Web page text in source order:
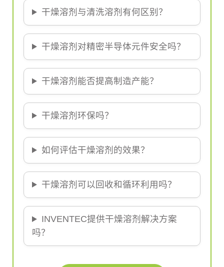
干燥溶剂与清洗溶剂有何区别？
干燥溶剂对精密半导体元件安全吗？
干燥溶剂能否提高制造产能？
干燥溶剂环保吗？
如何评估干燥溶剂的效果？
干燥溶剂可以回收和循环利用吗？
INVENTEC提供干燥溶剂解决方案
吗？